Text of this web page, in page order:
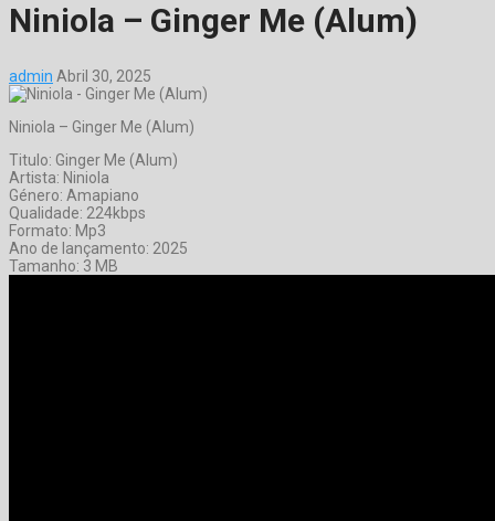
Niniola – Ginger Me (Alum)
admin Abril 30, 2025
Niniola – Ginger Me (Alum)
Titulo: Ginger Me (Alum)
Artista: Niniola
Género: Amapiano
Qualidade: 224kbps
Formato: Mp3
Ano de lançamento: 2025
Tamanho: 3 MB